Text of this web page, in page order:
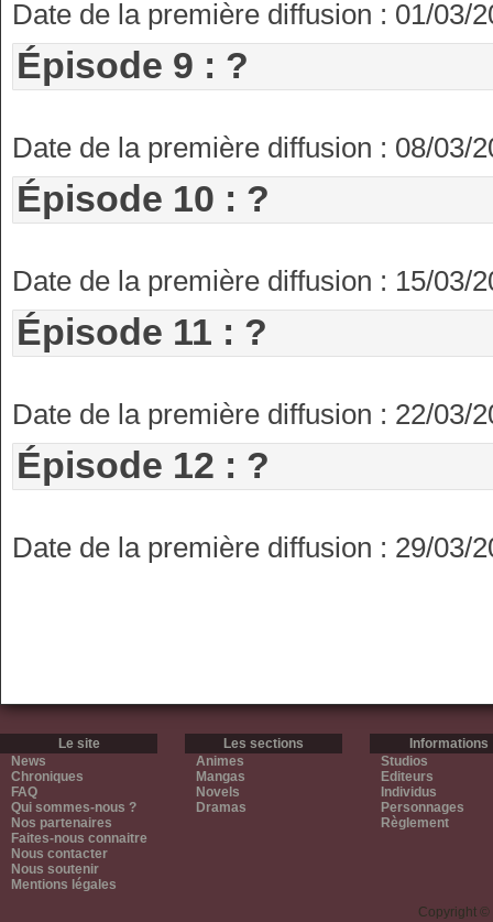
Date de la première diffusion : 01/03/
Épisode 9 : ?
Date de la première diffusion : 08/03/
Épisode 10 : ?
Date de la première diffusion : 15/03/
Épisode 11 : ?
Date de la première diffusion : 22/03/
Épisode 12 : ?
Date de la première diffusion : 29/03/
Le site
News
Chroniques
FAQ
Qui sommes-nous ?
Nos partenaires
Faites-nous connaitre
Nous contacter
Nous soutenir
Mentions légales
Les sections
Animes
Mangas
Novels
Dramas
Informations
Studios
Editeurs
Individus
Personnages
Règlement
Copyright ©